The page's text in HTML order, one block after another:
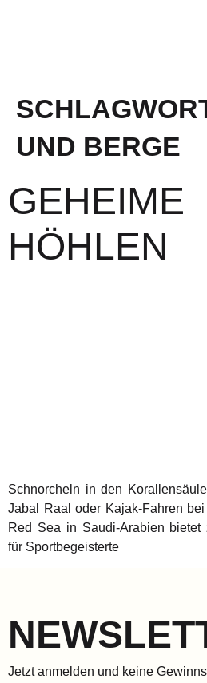
UND BERGE
GEHEIME
HÖHLEN
Schnorcheln in den
Jabal Raal oder Kajak-Fahren
Red Sea in Saudi-Arabien bietet
für Sportbegeisterte
Jetzt anmelden und keine